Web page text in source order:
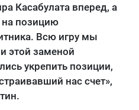
Касабулата вперед, а
позицию
Всю игру мы
этой заменой
укрепить позиции,
нас счет»,